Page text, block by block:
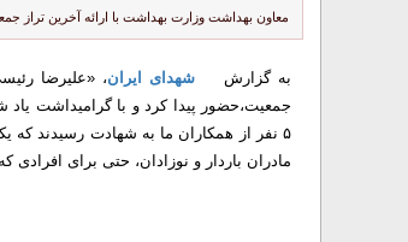
معاون بهداشت وزارت بهداشت با ارائه آخرین تراز جمعیتی کشور، از تولد ۸۹۲ هزار نوزاد در سال ۱۴۰۴ در
به گزارششهدای ایران، «علیرضا
۵ نفر از همکاران ما به شهادت رسیدند که
مادران باردار و نوزادان، حتی برای